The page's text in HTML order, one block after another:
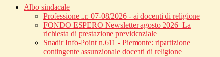
Albo sindacale
Professione i.r. 07-08/2026 - ai docenti di religione
FONDO ESPERO Newsletter agosto 2026_La
richiesta di prestazione previdenziale
Snadir Info-Point n.611 - Piemonte: ripartizione
contingente assunzionale docenti di religione